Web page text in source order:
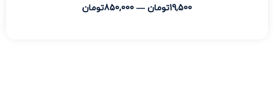
19,500تومان —
850,000تومان